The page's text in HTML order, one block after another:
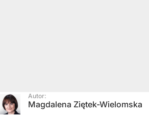
Autor:
Magdalena Ziętek-Wielomska